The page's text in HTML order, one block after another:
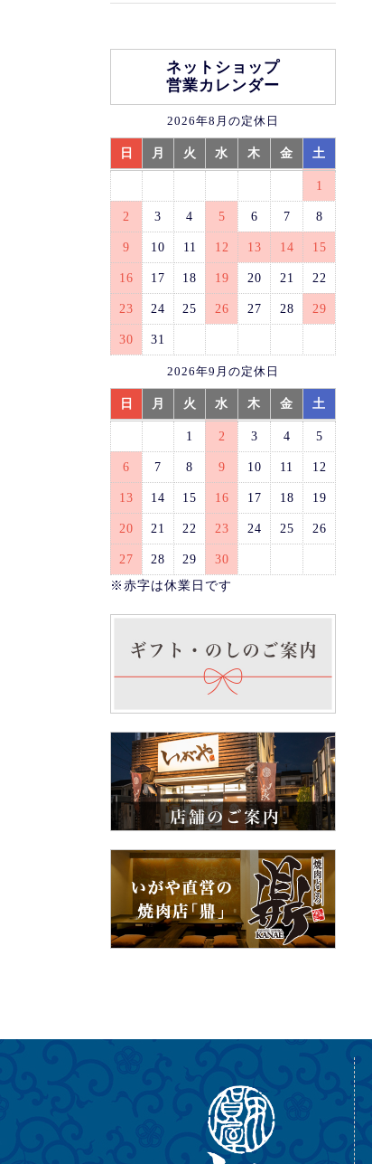
ネットショップ
営業カレンダー
2026年8月の定休日
日 月 火 水 木 金 土
1
2 3 4 5 6 7 8
9 10 11 12 13 14 15
16 17 18 19 20 21 22
23 24 25 26 27 28 29
30 31
2026年9月の定休日
日 月 火 水 木 金 土
1 2 3 4 5
6 7 8 9 10 11 12
13 14 15 16 17 18 19
20 21 22 23 24 25 26
27 28 29
30
※赤字は休業日です